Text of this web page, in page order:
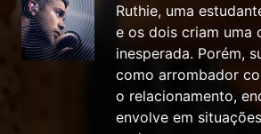
Ruthie, uma
e os dois criam uma
inesperada. Porém,
como arrombador
o relacionamento,
envolve em